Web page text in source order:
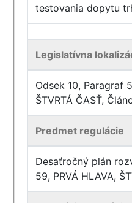
testovania dopytu
Legislatívna
Odsek 10, Paragraf
ŠTVRTÁ ČASŤ,
Predmet regulácie
Desaťročný plán
59, PRVÁ HLAVA,